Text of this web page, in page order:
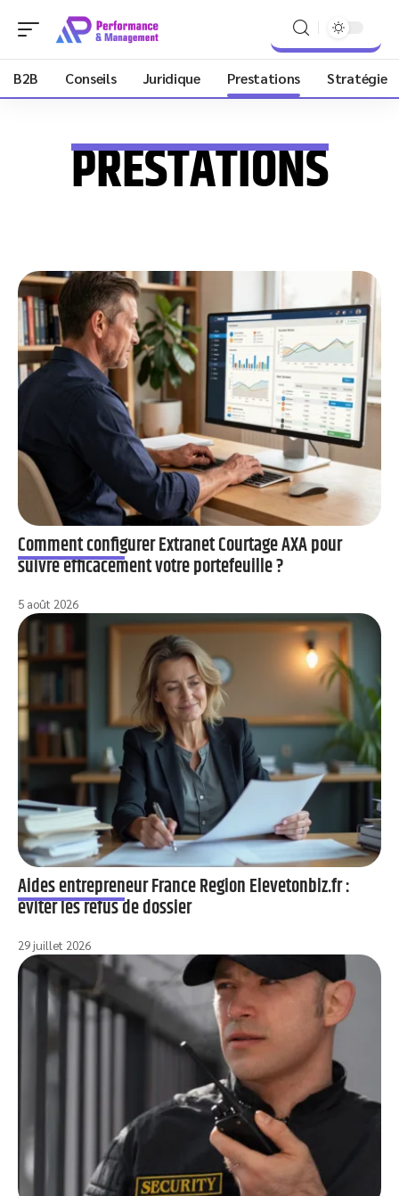
B2B Conseils Juridique Prestations Stratégie
PRESTATIONS
Comment configurer Extranet Courtage AXA pour
suivre efficacement votre portefeuille ?
5 août 2026
Aides entrepreneur France Region Elevetonbiz.fr :
éviter les refus de dossier
29 juillet 2026